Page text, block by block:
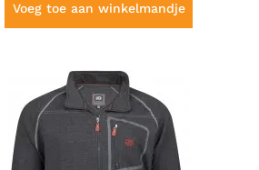
Voeg toe aan winkelmandje